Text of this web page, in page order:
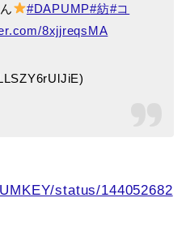
#DAPUMP#紡#コ
8xjjreqsMA
status/144052682